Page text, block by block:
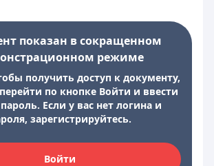
показан в сокращенном
режиме
получить доступ к документу,
по кнопке Войти и ввести
Если у вас нет логина и
зарегистрируйтесь.
Войти